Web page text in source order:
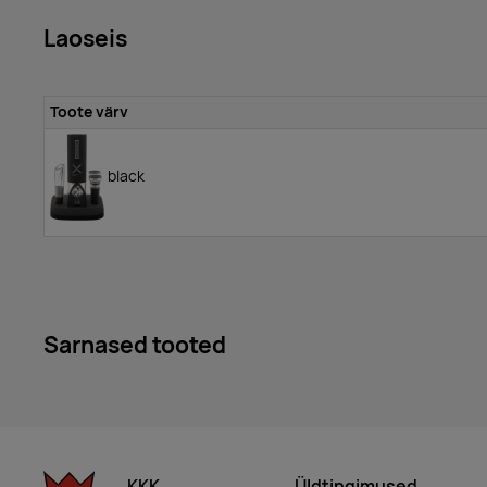
Laoseis
Toote värv
black
Sarnased tooted